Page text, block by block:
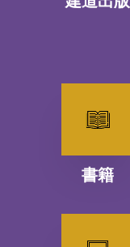
書籍